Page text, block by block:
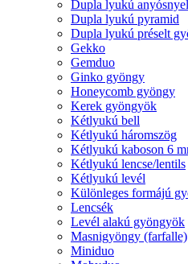
Dupla lyukú
Dupla lyukú pyramid
Dupla lyukú préselt
Gekko
Gemduo
Ginko gyöngy
Honeycomb gyöngy
Kerek gyöngyök
Kétlyukú bell
Kétlyukú háromszög
Kétlyukú kaboson 6
Kétlyukú lencse/lentils
Kétlyukú levél
Különleges formájú
Lencsék
Levél alakú gyöngyök
Masnigyöngy (farfalle)
Miniduo